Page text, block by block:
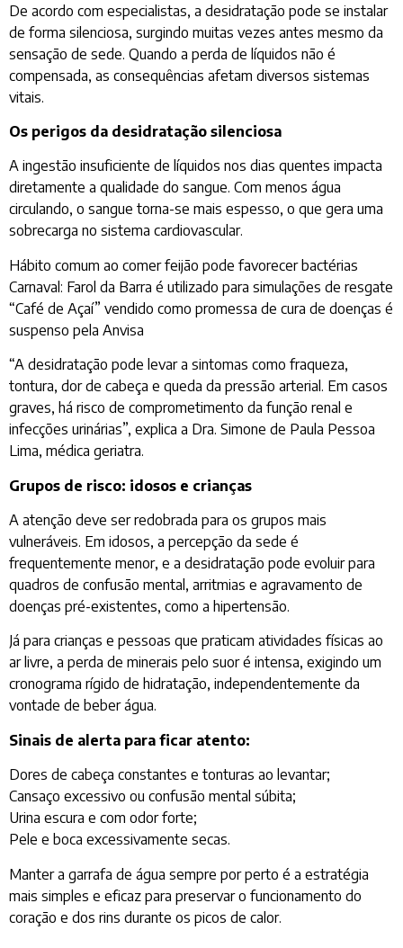
De acordo com especialistas, a desidratação pode se instalar
de forma silenciosa, surgindo muitas vezes antes mesmo da
sensação de sede. Quando a perda de líquidos não é
compensada, as consequências afetam diversos sistemas
vitais.
Os perigos da desidratação silenciosa
A ingestão insuficiente de líquidos nos dias quentes impacta
diretamente a qualidade do sangue. Com menos água
circulando, o sangue torna-se mais espesso, o que gera uma
sobrecarga no sistema cardiovascular.
Hábito comum ao comer feijão pode favorecer bactérias
Carnaval: Farol da Barra é utilizado para simulações de resgate
“Café de Açaí” vendido como promessa de cura de doenças é
suspenso pela Anvisa
“A desidratação pode levar a sintomas como fraqueza,
tontura, dor de cabeça e queda da pressão arterial. Em casos
graves, há risco de comprometimento da função renal e
infecções urinárias”, explica a Dra. Simone de Paula Pessoa
Lima, médica geriatra.
Grupos de risco: idosos e crianças
A atenção deve ser redobrada para os grupos mais
vulneráveis. Em idosos, a percepção da sede é
frequentemente menor, e a desidratação pode evoluir para
quadros de confusão mental, arritmias e agravamento de
doenças pré-existentes, como a hipertensão.
Já para crianças e pessoas que praticam atividades físicas ao
ar livre, a perda de minerais pelo suor é intensa, exigindo um
cronograma rígido de hidratação, independentemente da
vontade de beber água.
Sinais de alerta para ficar atento:
Dores de cabeça constantes e tonturas ao levantar;
Cansaço excessivo ou confusão mental súbita;
Urina escura e com odor forte;
Pele e boca excessivamente secas.
Manter a garrafa de água sempre por perto é a estratégia
mais simples e eficaz para preservar o funcionamento do
coração e dos rins durante os picos de calor.